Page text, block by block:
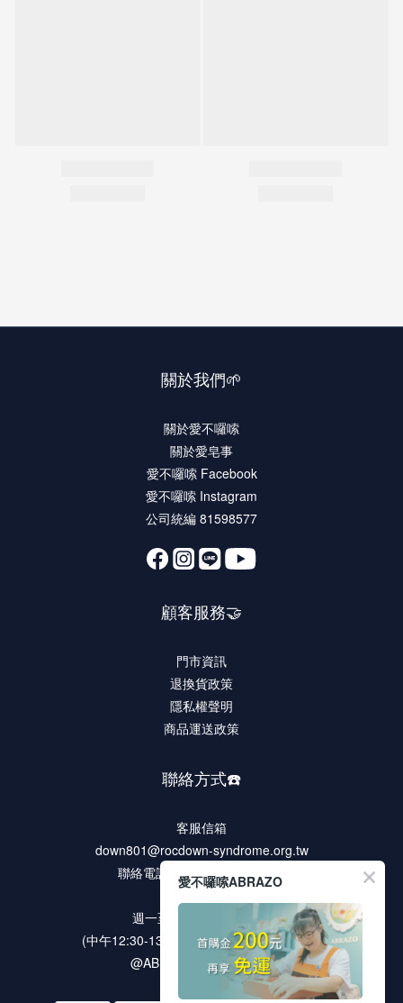
關於我們🌱
關於愛不囉嗦
關於愛皂事
愛不囉嗦 Facebook
愛不囉嗦 Instagram
公司統編 81598577
顧客服務🤝
門市資訊
退換貨政策
隱私權聲明
商品運送政策
聯絡方式☎️
客服信箱
down801@rocdown-syndrome.org.tw
聯絡電話 02-2278-9321 #135
客服時段
週一至週五 9:00 ~18:00
(中午12:30-13:30 / 例假日及國定假日休息)
@ABRAZO 官方LINE帳號
愛不囉嗦ABRAZO